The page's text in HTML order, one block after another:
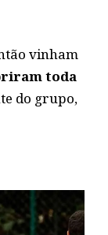
vinham
toda
do grupo,